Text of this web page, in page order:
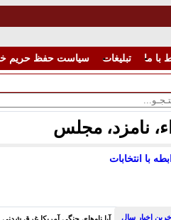
با ما تبلیغات سیاست حفظ حریم
نامزد، مجلس
با انتخابات
اخبار سال